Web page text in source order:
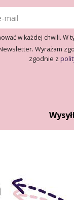
w każdej chwili. W
Wyrażam
zgodnie z